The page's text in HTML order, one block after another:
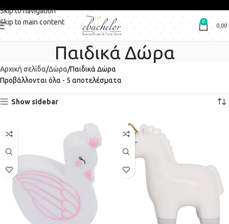
Skip to navigation
Skip to main content
0
0,00
Παιδικά Δώρα
Αρχική σελίδα Δώρα Παιδικά Δώρα
Προβάλλονται όλα - 5 αποτελέσματα
Show sidebar